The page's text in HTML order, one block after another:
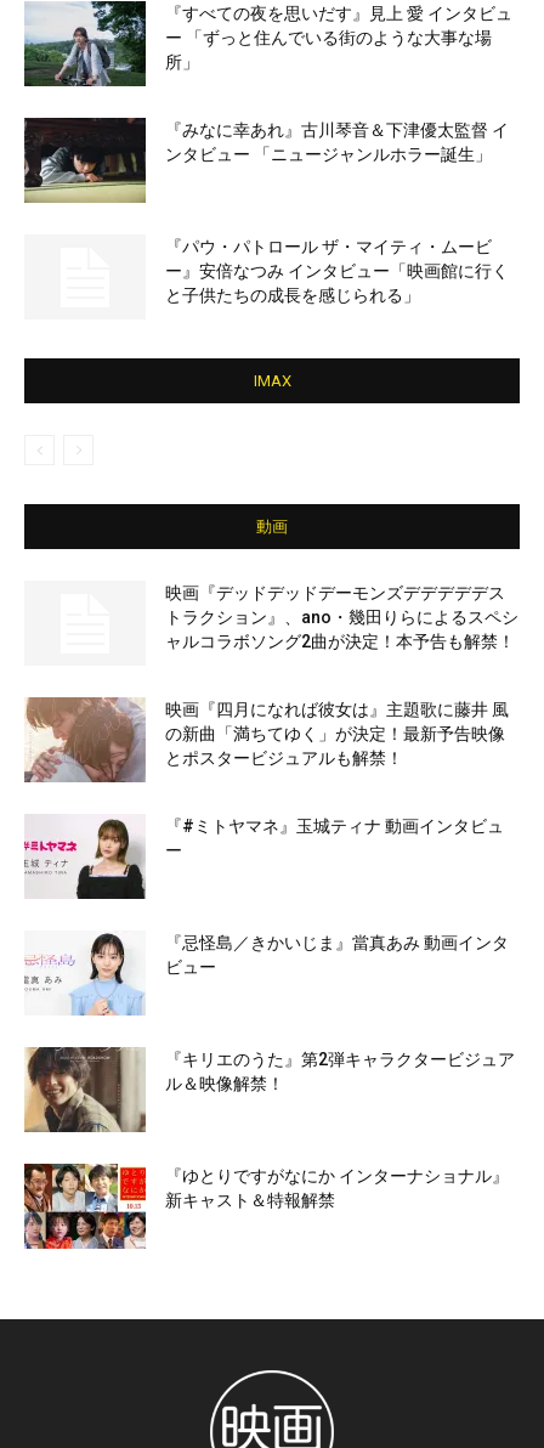
『すべての夜を思いだす』見上 愛 インタビュ
ー 「ずっと住んでいる街のような大事な場
所」
『みなに幸あれ』古川琴音＆下津優太監督 イ
ンタビュー 「ニュージャンルホラー誕生」
『パウ・パトロール ザ・マイティ・ムービ
ー』安倍なつみ インタビュー「映画館に行く
と子供たちの成長を感じられる」
IMAX
動画
映画『デッドデッドデーモンズデデデデデス
トラクション』、ano・幾田りらによるスペシ
ャルコラボソング2曲が決定！本予告も解禁！
映画『四月になれば彼女は』主題歌に藤井 風
の新曲「満ちてゆく」が決定！最新予告映像
とポスタービジュアルも解禁！
『#ミトヤマネ』玉城ティナ 動画インタビュ
ー
『忌怪島／きかいじま』當真あみ 動画インタ
ビュー
『キリエのうた』第2弾キャラクタービジュア
ル＆映像解禁！
『ゆとりですがなにか インターナショナル』
新キャスト＆特報解禁